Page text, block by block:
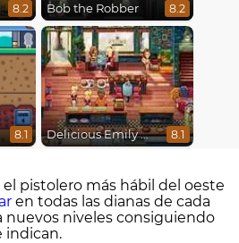
8.2 Bob the Robber 8.2
8.1 Delicious Emily New Beginning 8.1
pistolero más hábil del oeste
en todas las dianas de cada
nuevos niveles consiguiendo
indican.